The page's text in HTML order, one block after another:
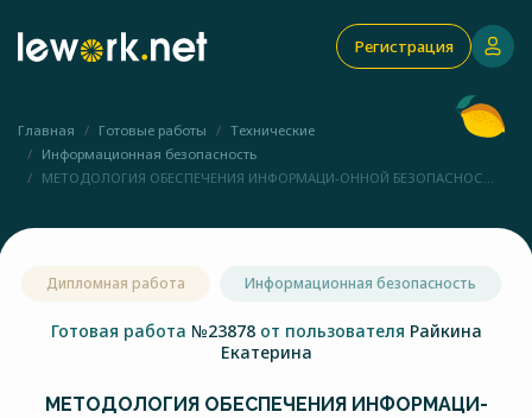
Регистрация
Главная Готовые работы
Технические
Информационная безопасность
МЕТОДОЛОГИЯ ОБЕСПЕЧЕНИЯ ИНФОРМАЦИ-ОННОЙ БЕЗОПАСНОС...
Дипломная работа Информационная безопасность
Готовая работа №23878 от пользователя Райкина
Екатерина
МЕТОДОЛОГИЯ ОБЕСПЕЧЕНИЯ ИНФОРМАЦИ-